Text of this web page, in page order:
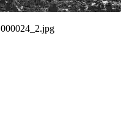
000024_2.jpg